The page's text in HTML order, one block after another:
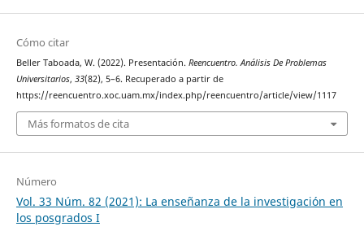
Cómo citar
Beller Taboada, W. (2022). Presentación. Reencuentro. Análisis De Problemas
Universitarios, 33(82), 5–6. Recuperado a partir de
https://reencuentro.xoc.uam.mx/index.php/reencuentro/article/view/1117
Más formatos de cita
Número
Vol. 33 Núm. 82 (2021): La enseñanza de la investigación en
los posgrados I